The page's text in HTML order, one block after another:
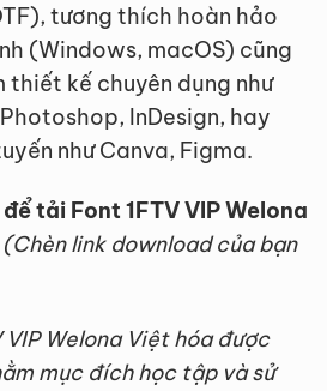
tương thích hoàn hảo
(Windows, macOS) cũng
thiết kế chuyên dụng như
InDesign, hay
như Canva, Figma.
tải Font 1FTV VIP Welona
(Chèn link download của bạn
VIP Welona Việt hóa được
mục đích học tập và sử